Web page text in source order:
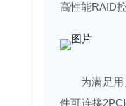
高性能RAID
为满足
件可连接